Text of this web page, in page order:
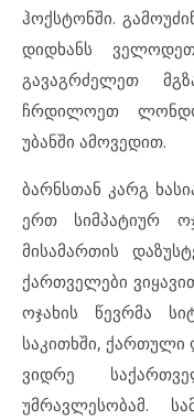
ჰოქსტონში.
დიდხანს
გავაგრძელეთ
ჩრდილოეთ
უბანში ამოვედით.
ბარნსთან კარგ
ერთ სიმპატიურ
მისამართის
ქართველები
ოჯახის წევრმა
საკითხში,
ვიდრე
უმრავლესობამ.